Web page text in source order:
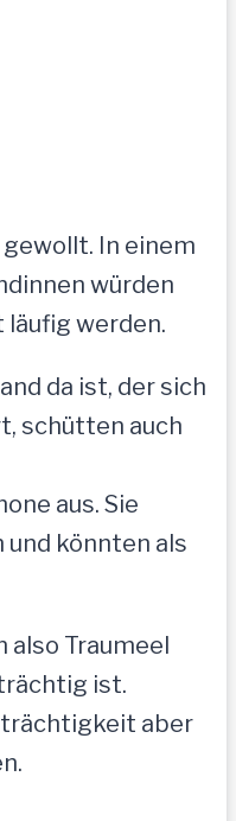
In einem
würden
läufig werden.
da ist, der sich
schütten auch
aus. Sie
und könnten als
also Traumeel
ist.
aber